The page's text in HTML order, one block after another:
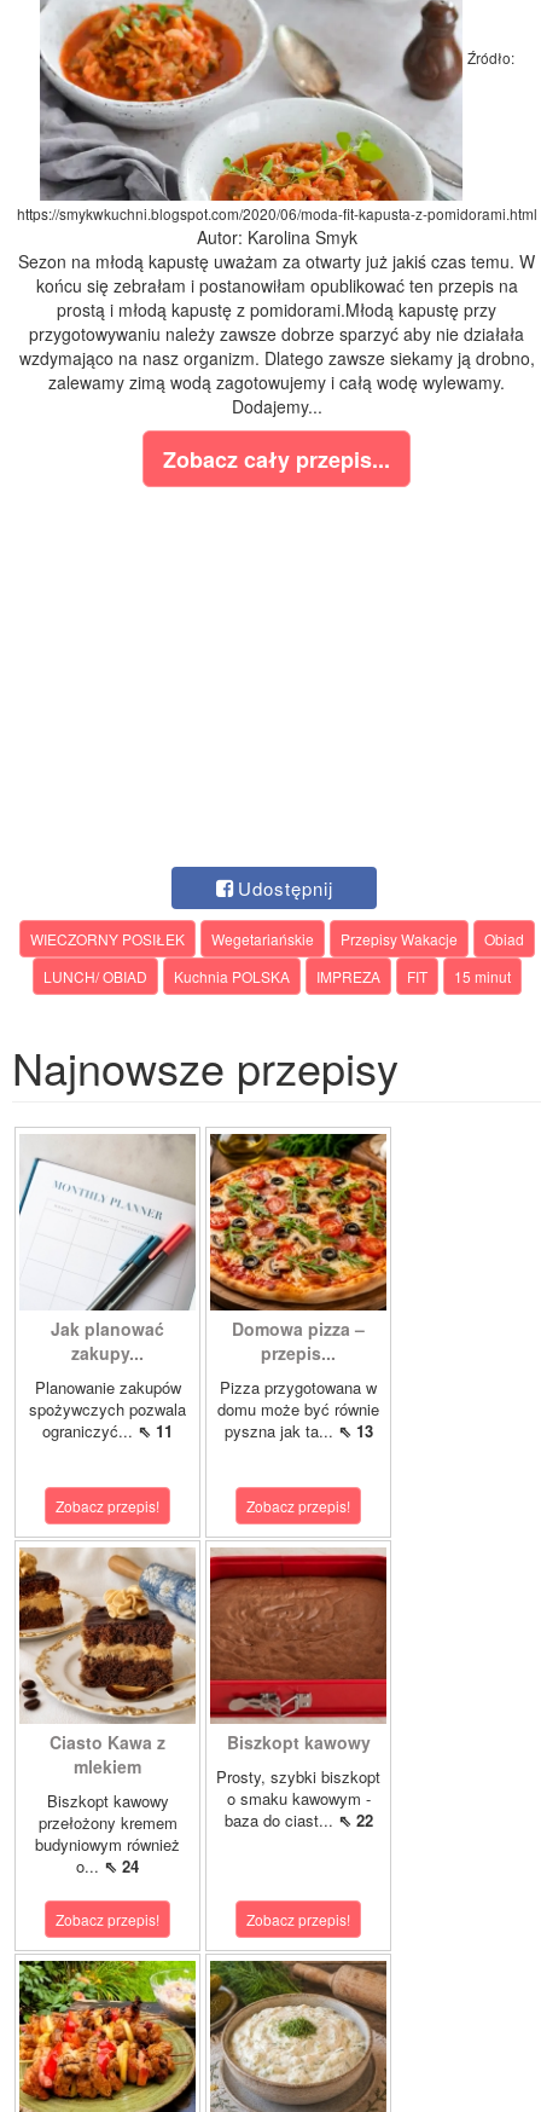
Źródło:
https://smykwkuchni.blogspot.com/2020/06/moda-fit-kapusta-z-pomidorami.html
Autor: Karolina Smyk
Sezon na młodą kapustę uważam za otwarty już jakiś czas temu. W
końcu się zebrałam i postanowiłam opublikować ten przepis na
prostą i młodą kapustę z pomidorami.Młodą kapustę przy
przygotowywaniu należy zawsze dobrze sparzyć aby nie działała
wzdymająco na nasz organizm. Dlatego zawsze siekamy ją drobno,
zalewamy zimą wodą zagotowujemy i całą wodę wylewamy.
Dodajemy...
Zobacz cały przepis...
Udostępnij
WIECZORNY POSIŁEK Wegetariańskie Przepisy Wakacje
Obiad
LUNCH/ OBIAD
Kuchnia POLSKA IMPREZA FIT 15 minut
Najnowsze przepisy
Jak planować
zakupy...
Planowanie zakupów
spożywczych pozwala
ograniczyć... ⇖ 11
Zobacz przepis!
Domowa pizza –
przepis...
Pizza przygotowana w
domu może być równie
pyszna jak ta... ⇖ 13
Zobacz przepis!
Ciasto Kawa z
mlekiem
Biszkopt kawowy
przełożony kremem
budyniowym również
o... ⇖ 24
Zobacz przepis!
Biszkopt kawowy
Prosty, szybki biszkopt
o smaku kawowym -
baza do ciast... ⇖ 22
Zobacz przepis!